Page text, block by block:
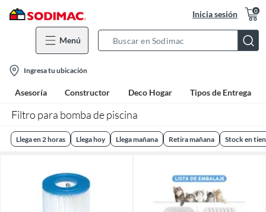
Inicia sesión 0
Menú
Bar
location-
icon
Ingresa tu ubicación
Asesoría Constructor Deco Hogar Tipos de Entrega
Filtro para bomba de piscina
Llega en 2 horas Llega hoy Llega mañana Retira mañana Stock en